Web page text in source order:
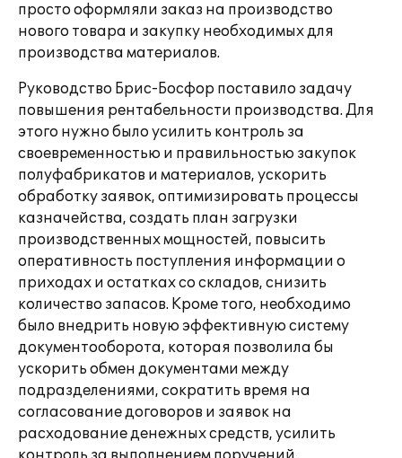
просто оформляли заказ на производство
нового товара и закупку необходимых для
производства материалов.
Руководство Брис-Босфор поставило задачу
повышения рентабельности производства. Для
этого нужно было усилить контроль за
своевременностью и правильностью закупок
полуфабрикатов и материалов, ускорить
обработку заявок, оптимизировать процессы
казначейства, создать план загрузки
производственных мощностей, повысить
оперативность поступления информации о
приходах и остатках со складов, снизить
количество запасов. Кроме того, необходимо
было внедрить новую эффективную систему
документооборота, которая позволила бы
ускорить обмен документами между
подразделениями, сократить время на
согласование договоров и заявок на
расходование денежных средств, усилить